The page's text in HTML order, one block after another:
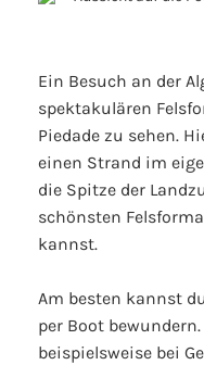
Ein Besuch an der
spektakulären
Piedade zu sehen.
einen Strand im
die Spitze der
schönsten
kannst.
Am besten kannst
per Boot
beispielsweise bei